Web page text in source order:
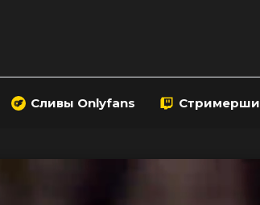
Сливы Onlyfans Стримерши